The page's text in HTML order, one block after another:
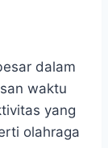
dalam
waktu
yang
olahraga